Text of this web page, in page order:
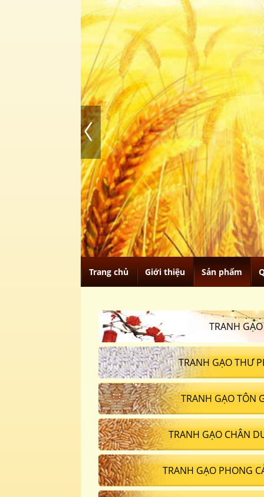
Trang chủ Giới thiệu Sản phẩm
TRANH
TRANH GẠO THƯ
TRANH GẠO TÔN
TRANH GẠO CHÂN
TRANH GẠO PHONG